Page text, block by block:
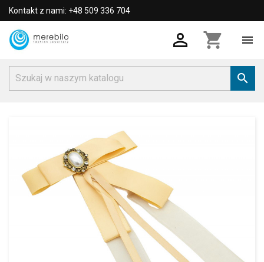
Kontakt z nami: +48 509 336 704
 shopping_cart 
